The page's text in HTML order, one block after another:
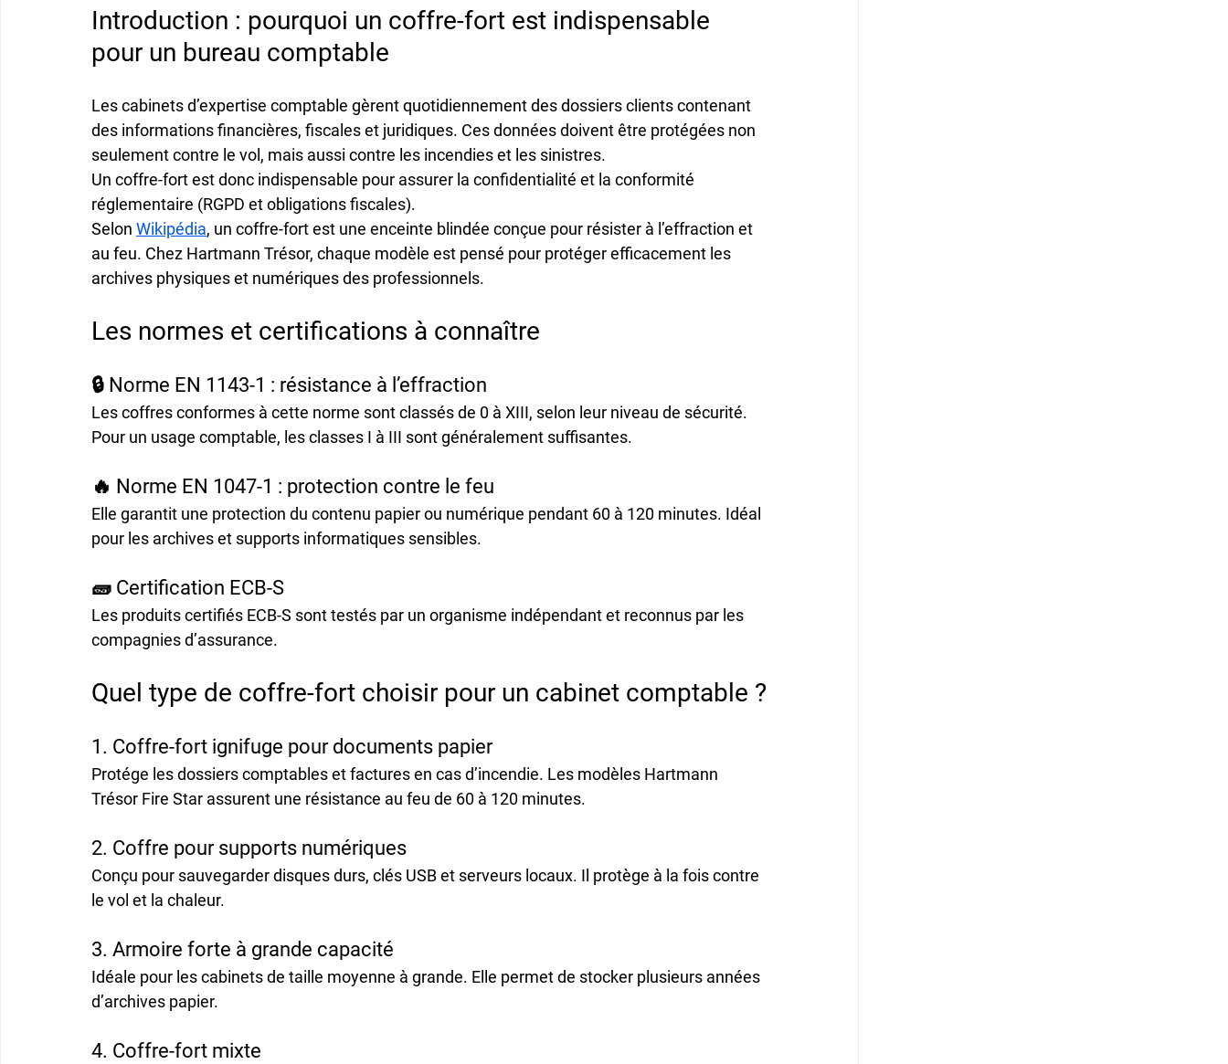
Introduction : pourquoi un coffre-fort est indispensable
pour un bureau comptable
Les cabinets d’expertise comptable gèrent quotidiennement des dossiers clients contenant
des informations financières, fiscales et juridiques. Ces données doivent être protégées non
seulement contre le vol, mais aussi contre les incendies et les sinistres.
Un coffre-fort est donc indispensable pour assurer la confidentialité et la conformité
réglementaire (RGPD et obligations fiscales).
Selon Wikipédia, un coffre-fort est une enceinte blindée conçue pour résister à l’effraction et
au feu. Chez Hartmann Trésor, chaque modèle est pensé pour protéger efficacement les
archives physiques et numériques des professionnels.
Les normes et certifications à connaître
🔒 Norme EN 1143-1 : résistance à l’effraction
Les coffres conformes à cette norme sont classés de 0 à XIII, selon leur niveau de sécurité.
Pour un usage comptable, les classes I à III sont généralement suffisantes.
🔥 Norme EN 1047-1 : protection contre le feu
Elle garantit une protection du contenu papier ou numérique pendant 60 à 120 minutes. Idéal
pour les archives et supports informatiques sensibles.
🧱 Certification ECB-S
Les produits certifiés ECB-S sont testés par un organisme indépendant et reconnus par les
compagnies d’assurance.
Quel type de coffre-fort choisir pour un cabinet comptable ?
1. Coffre-fort ignifuge pour documents papier
Protége les dossiers comptables et factures en cas d’incendie. Les modèles Hartmann
Trésor Fire Star assurent une résistance au feu de 60 à 120 minutes.
2. Coffre pour supports numériques
Conçu pour sauvegarder disques durs, clés USB et serveurs locaux. Il protège à la fois contre
le vol et la chaleur.
3. Armoire forte à grande capacité
Idéale pour les cabinets de taille moyenne à grande. Elle permet de stocker plusieurs années
d’archives papier.
4. Coffre-fort mixte